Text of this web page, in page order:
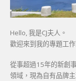
Hello, 我是CJ夫人。
歡迎來到我的專題工作
從事超過15年的新創
領域，現為自有品牌